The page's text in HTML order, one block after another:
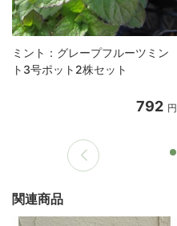
ミント：グレープフルーツミン
ト3号ポット2株セット
792 円
関連商品